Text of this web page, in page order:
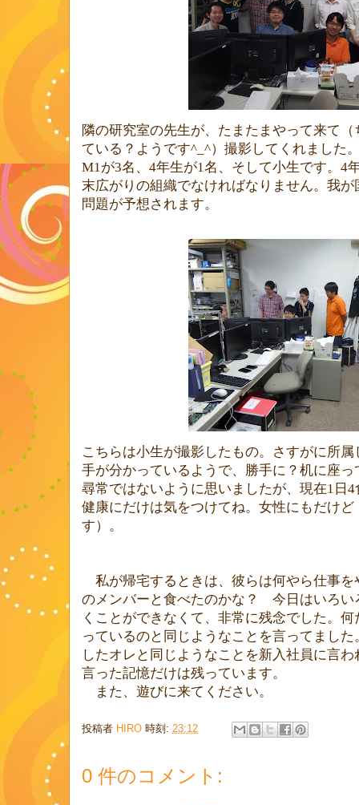
隣の研究室の先生が、たまたまやって来て
ている？ようです^_^）撮影してくれました
M1が3名、 4年生が1名、そして小生です。 4
末広がりの組織でなければなりません。我
問題が予想されます。
こちらは小生が撮影したもの。さすがに所
手が分かっているようで、勝手に？机に座
尋常ではないように思いましたが、現在1 日 4
健康にだけは気をつけてね。女性にもだけ
す）。
私が帰宅するときは、彼らは何やら仕事を
のメンバーと食べたのかな？ 今日はいろい
くことができなくて、非常に残念でした。
っているのと同じようなことを言ってました
したオレと同じようなことを新入社員に言
言った記憶だけは残っています。
また、遊びに来てください。
投稿者 HIRO 時刻: 23:12
0 件のコメント: